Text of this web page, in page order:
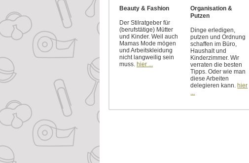
Beauty & Fashion
Der Stilratgeber für
(berufstätige) Mütter
und Kinder. Weil auch
Mamas Mode mögen
und Arbeitskleidung
nicht langweilig sein
muss. hier ...
Organisation &
Putzen
Dinge erledigen,
putzen und Ordnung
schaffen im Büro,
Haushalt und
Kinderzimmer. Wir
verraten die besten
Tipps. Oder wie man
diese Arbeiten
delegieren kann. hier
...